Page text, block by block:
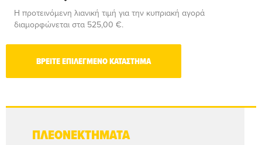
Η προτεινόμενη λιανική τιμή για την κυπριακή αγορά
διαμορφώνεται στα 525,00 €.
ΒΡΕΙΤΕ ΕΠΙΛΕΓΜΕΝΟ ΚΑΤΑΣΤΗΜΑ
ΠΛΕΟΝΕΚΤΗΜΑΤΑ